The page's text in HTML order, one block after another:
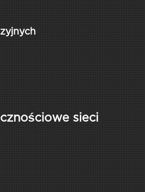
sieci